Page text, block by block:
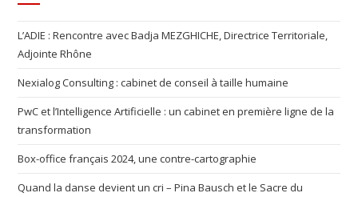
L’ADIE : Rencontre avec Badja MEZGHICHE, Directrice Territoriale,
Adjointe Rhône
Nexialog Consulting : cabinet de conseil à taille humaine
PwC et l’Intelligence Artificielle : un cabinet en première ligne de la
transformation
Box-office français 2024, une contre-cartographie
Quand la danse devient un cri – Pina Bausch et le Sacre du